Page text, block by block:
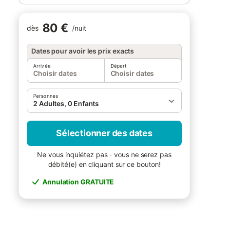
dès 80 € /nuit
Dates pour avoir les prix exacts
Arrivée
Choisir dates
Départ
Choisir dates
Personnes
2 Adultes, 0 Enfants
Sélectionner des dates
Ne vous inquiétez pas - vous ne serez pas
débité(e) en cliquant sur ce bouton!
Annulation GRATUITE